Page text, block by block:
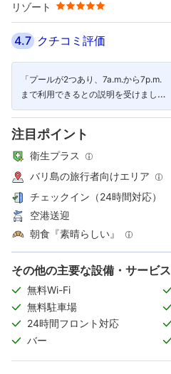
リゾート
4.7 クチコミ評価
「プールが2つあり、7a.m.から7p.m.
まで利用できるとの説明を受けまし
た。」
注目ポイント
衛生プラス
バリ島の旅行者向けエリア
チェックイン（24時間対応）
空港送迎
朝食『素晴らしい』
その他の主要な設備・サービス
無料Wi-Fi
無料駐車場
24時間フロント対応
バー